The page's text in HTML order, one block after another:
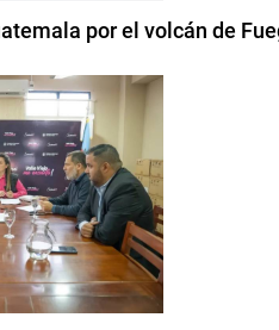
por el volcán de